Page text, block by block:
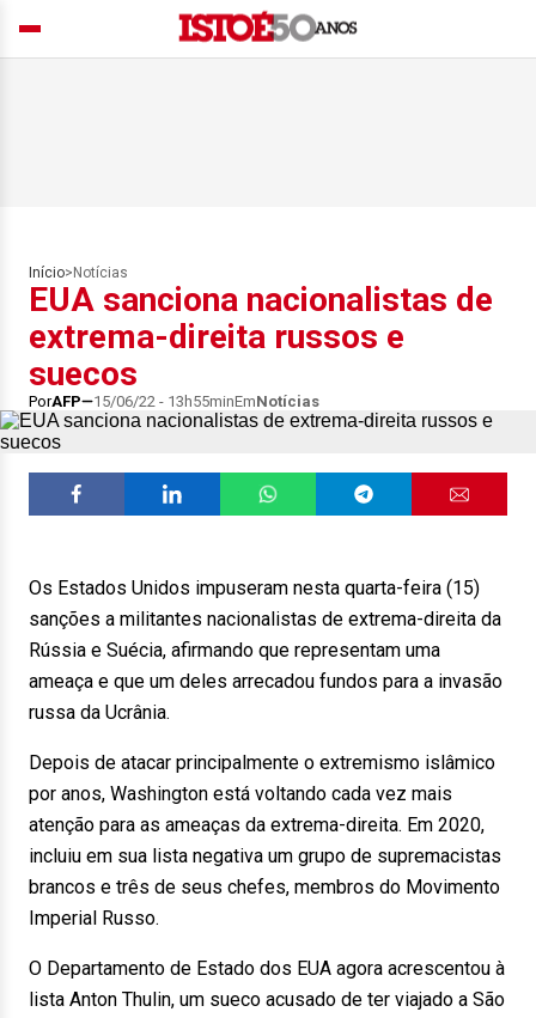
Início> Notícias
EUA sanciona nacionalistas de
extrema-direita russos e
suecos
PorAFP 15/06/22 - 13h55minEmNotícias
Os Estados Unidos impuseram nesta quarta-feira (15)
sanções a militantes nacionalistas de extrema-direita da
Rússia e Suécia, afirmando que representam uma
ameaça e que um deles arrecadou fundos para a invasão
russa da Ucrânia.
Depois de atacar principalmente o extremismo islâmico
por anos, Washington está voltando cada vez mais
atenção para as ameaças da extrema-direita. Em 2020,
incluiu em sua lista negativa um grupo de supremacistas
brancos e três de seus chefes, membros do Movimento
Imperial Russo.
O Departamento de Estado dos EUA agora acrescentou à
lista Anton Thulin, um sueco acusado de ter viajado a São